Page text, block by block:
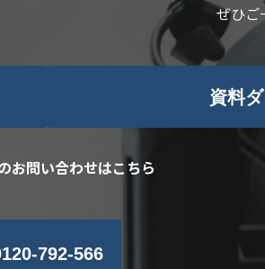
ぜひご
資料
お問い合わせはこちら
792-566